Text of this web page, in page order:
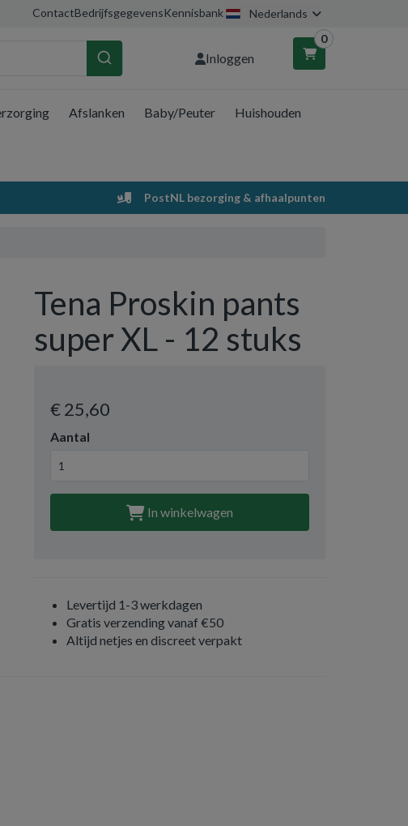
ContactBedrijfsgegevensKennisbank Nederlands
Inloggen
0
Winkelwagen
Uw winkelwagen is leeg.
Vul hem met producten.
Afslanken Baby/Peuter Huishouden
PostNL bezorging & afhaalpunten
Tena Proskin pants
super XL - 12 stuks
€ 25,60
Aantal
In winkelwagen
Levertijd 1-3 werkdagen
Gratis verzending vanaf €50
Altijd netjes en discreet verpakt